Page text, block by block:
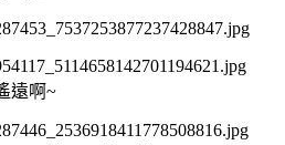
遠啊~